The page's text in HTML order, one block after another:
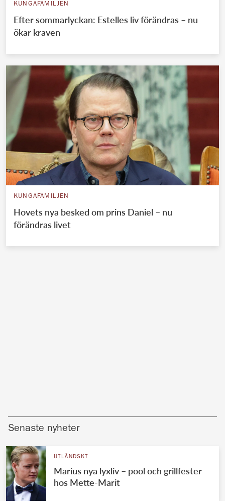
KUNGAFAMILJEN
Efter sommarlyckan: Estelles liv förändras – nu
ökar kraven
KUNGAFAMILJEN
Hovets nya besked om prins Daniel – nu
förändras livet
Senaste nyheter
UTLÄNDSKT
Marius nya lyxliv – pool och grillfester
hos Mette-Marit